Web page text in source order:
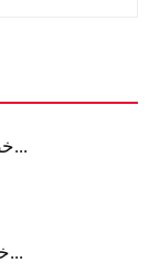
خطے میں اب ایک نیوآرڈر نا...
خاران بازار سے دن دہاڑے ا...